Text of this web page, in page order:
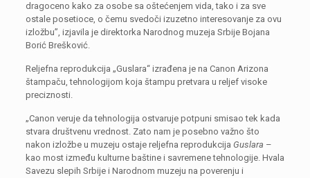
dragoceno kako za osobe sa oštećenjem vida, tako i za sve
ostale posetioce, o čemu svedoči izuzetno interesovanje za ovu
izložbu”, izjavila je direktorka Narodnog muzeja Srbije Bojana
Borić Brešković.
Reljefna reprodukcija „Guslara“ izrađena je na Canon Arizona
štampaču, tehnologijom koja štampu pretvara u reljef visoke
preciznosti.
„Canon veruje da tehnologija ostvaruje potpuni smisao tek kada
stvara društvenu vrednost. Zato nam je posebno važno što
nakon izložbe u muzeju ostaje reljefna reprodukcija Guslara –
kao most između kulturne baštine i savremene tehnologije. Hvala
Savezu slepih Srbije i Narodnom muzeju na poverenju i